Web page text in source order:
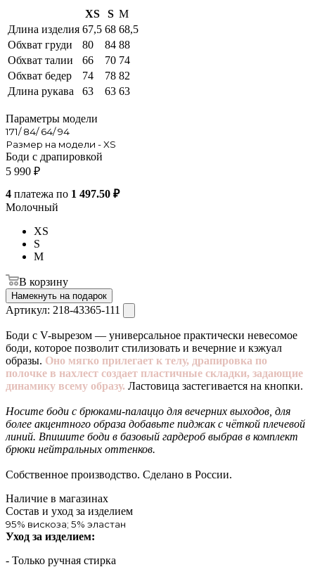
XS S M
Длина изделия 67,5 68 68,5
Обхват груди
80 84 88
Обхват талии
66 70 74
Обхват бедер
74 78 82
Длина рукава
63 63 63
Параметры модели
171/ 84/ 64/ 94
Размер на модели - XS
Боди с драпировкой
5 990 ₽
4 платежа по 1 497.50 ₽
Молочный
XS
S
M
В корзину
Намекнуть на подарок
Артикул: 218-43365-111
Боди с V-вырезом — универсальное практически невесомое
боди, которое позволит стилизовать и вечерние и кэжуал
образы. Оно мягко прилегает к телу, драпировка по
полочке в нахлест создает пластичные складки, задающие
динамику всему образу. Ластовица застегивается на кнопки.
Носите боди с брюками-палаццо для вечерних выходов, для
более акцентного образа добавьте пиджак с чёткой плечевой
линий. Впишите боди в базовый гардероб выбрав в комплект
брюки нейтральных оттенков.
Собственное производство. Сделано в России.
Наличие в магазинах
Состав и уход за изделием
95% вискоза; 5% эластан
Уход за изделием:
- Только ручная стирка